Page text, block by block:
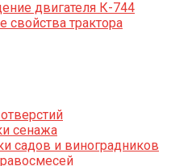
двигателя К-744
свойства трактора
сенажа
садов и виноградников